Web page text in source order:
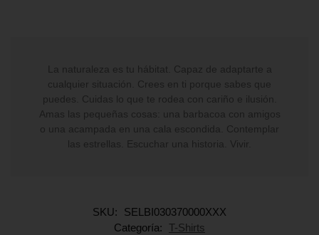
La naturaleza es tu hábitat. Capaz de adaptarte a
cualquier situación. Crees en ti porque sabes que
puedes. Cuidas lo que te rodea con cariño e ilusión.
Amas las pequeñas cosas: una barbacoa con amigos
o una acampada en una cala escondida. Contemplar
las estrellas. Escuchar una historia. Vivir.
SKU:
SELBI030370000XXX
Categoría:
T-Shirts